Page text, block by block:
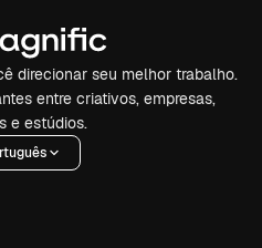
direcionar seu melhor trabalho.
entre criativos, empresas,
e estúdios.